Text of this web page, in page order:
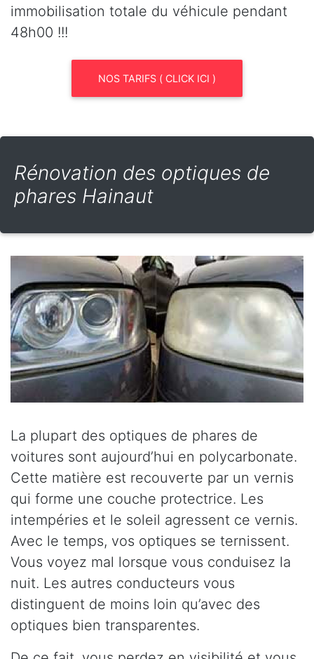
immobilisation totale du véhicule pendant
48h00 !!!
NOS TARIFS ( CLICK ICI )
Rénovation des optiques de
phares Hainaut
La plupart des optiques de phares de
voitures sont aujourd’hui en polycarbonate.
Cette matière est recouverte par un vernis
qui forme une couche protectrice. Les
intempéries et le soleil agressent ce vernis.
Avec le temps, vos optiques se ternissent.
Vous voyez mal lorsque vous conduisez la
nuit. Les autres conducteurs vous
distinguent de moins loin qu’avec des
optiques bien transparentes.